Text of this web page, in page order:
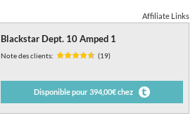
Affiliate Links
Blackstar Dept. 10 Amped 1
Note des clients: (19)
Disponible pour 394,00€ chez